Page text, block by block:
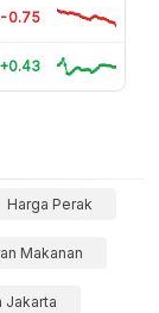
-0.75
+0.43
Harga Perak
Makanan
Jakarta